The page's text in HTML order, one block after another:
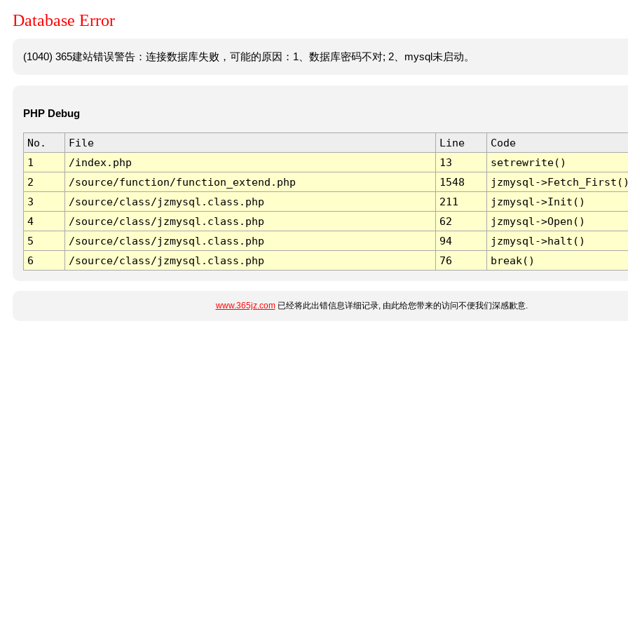
Database Error
(1040) 365建站错误警告：连接数据库失败，可能的原因：1、数据库密码不对; 2、mysql未启动。
PHP Debug
No. File Line
Code
1
/index.php 13
setrewrite()
2
/source/function/function_extend.php 1548
jzmysql-
3
/source/class/jzmysql.class.php 211
jzmysql->Init()
4
/source/class/jzmysql.class.php 62
jzmysql->Open()
5
/source/class/jzmysql.class.php 94
jzmysql->halt()
6
/source/class/jzmysql.class.php 76 break()
www.365jz.com已经将此出错信息详细记录, 由此给您带来的访问不便我们深感歉意.